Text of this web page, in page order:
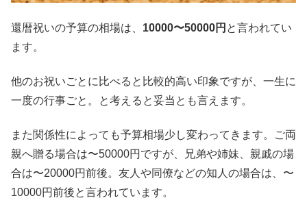
還暦祝いの予算の相場は、 10000〜50000円 と言われてい
ます。
他のお祝いごとに比べると比較的高い印象ですが、一生に
一度の行事ごと。と考えると妥当とも言えます。
また関係性によっても予算相場少し変わってきます。ご両
親へ贈る場合は〜50000円ですが、兄弟や姉妹、親戚の場
合は〜20000円前後。友人や同僚などの知人の場合は、〜
10000円前後と言われています。